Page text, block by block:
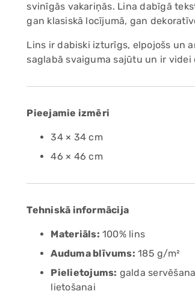
svinīgās vakariņās. Lina dabīgā
gan klasiskā locījumā, gan
Lins ir dabiski izturīgs, elpojošs un
saglabā svaiguma sajūtu un ir
Pieejamie izmēri
34 × 34 cm
46 × 46 cm
Tehniskā informācija
Materiāls: 100% lins
Auduma blīvums: 185 g/m²
Pielietojums: galda
lietošanai